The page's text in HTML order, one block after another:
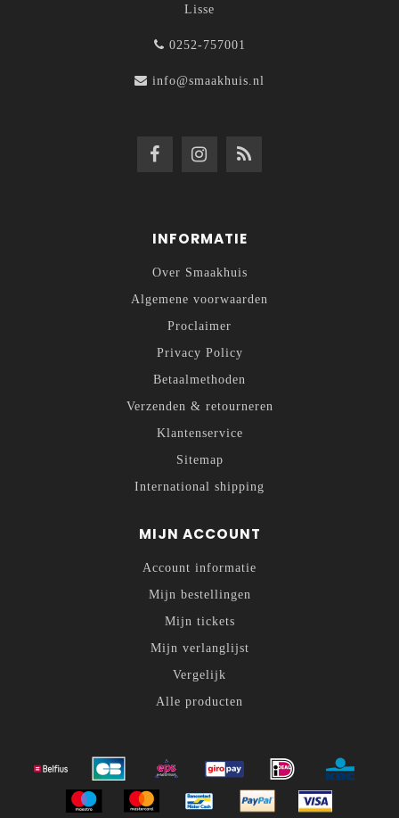
Lisse
0252-757001
info@smaakhuis.nl
INFORMATIE
Over Smaakhuis
Algemene voorwaarden
Proclaimer
Privacy Policy
Betaalmethoden
Verzenden & retourneren
Klantenservice
Sitemap
International shipping
MIJN ACCOUNT
Account informatie
Mijn bestellingen
Mijn tickets
Mijn verlanglijst
Vergelijk
Alle producten